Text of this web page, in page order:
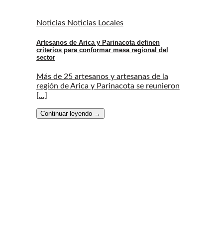
Noticias Noticias Locales
Artesanos de Arica y Parinacota definen
criterios para conformar mesa regional del
sector
Más de 25 artesanos y artesanas de la
región de Arica y Parinacota se reunieron
[...]
Continuar leyendo →